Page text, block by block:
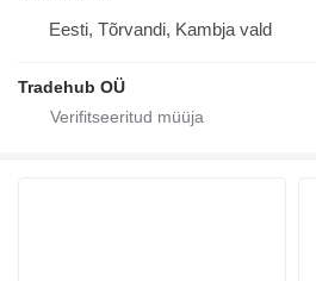
Eesti, Tõrvandi, Kambja vald
Tradehub OÜ